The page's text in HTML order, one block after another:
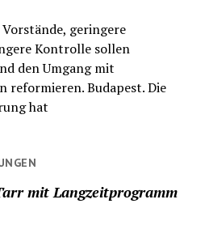
geringere
Kontrolle sollen
den Umgang mit
reformieren. Budapest. Die
hat
mit Langzeitprogramm